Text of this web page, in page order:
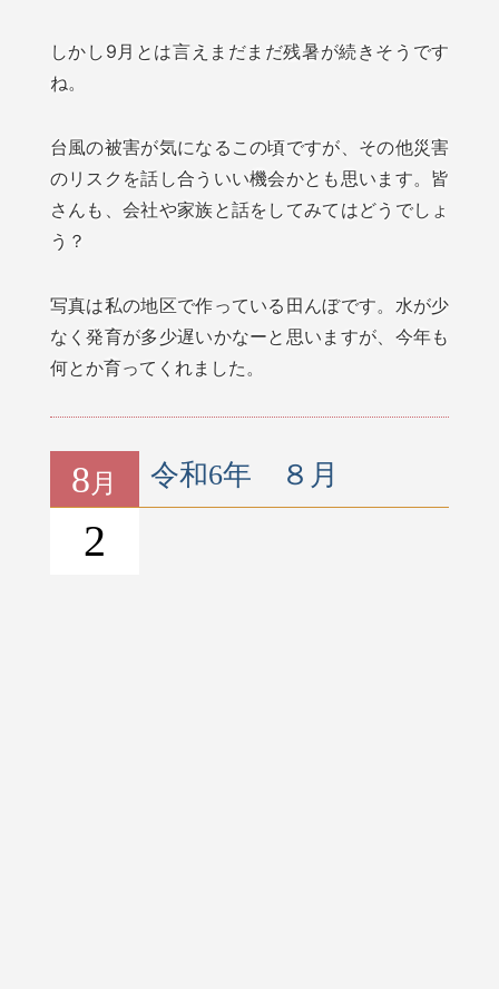
しかし9月とは言えまだまだ残暑が続きそうです
ね。
台風の被害が気になるこの頃ですが、その他災害
のリスクを話し合ういい機会かとも思います。皆
さんも、会社や家族と話をしてみてはどうでしょ
う？
写真は私の地区で作っている田んぼです。水が少
なく発育が多少遅いかなーと思いますが、今年も
何とか育ってくれました。
8月
2
令和6年 ８月